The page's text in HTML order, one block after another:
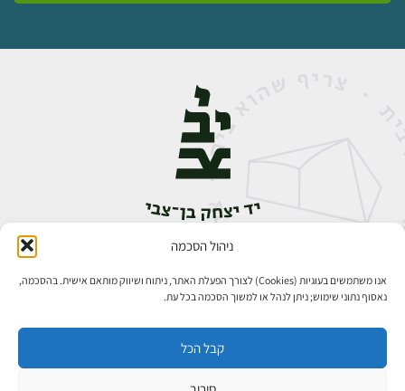
ניהול הסכמה
אנו משתמשים בעוגיות (Cookies) לצורך הפעלת האתר, ניתוח ושיווק מותאם אישית. בהסכמה,
נאסוף נתוני שימוש; ניתן לנהל או למשוך הסכמה בכל עת.
קבל הכל
אבן גבירול 14, רחביה, ירושלים